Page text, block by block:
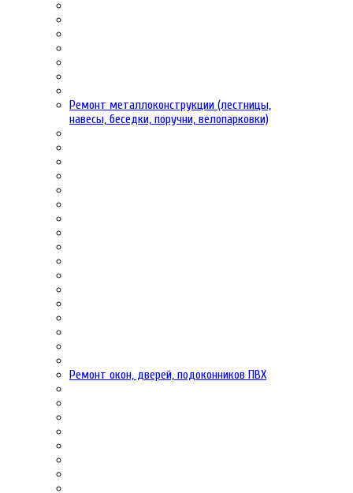
Ремонт металлоконструкции (лестницы,
навесы, беседки, поручни, велопарковки)
Ремонт окон, дверей, подоконников ПВХ